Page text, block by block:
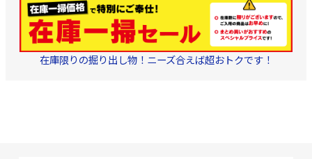
在庫限りの掘り出し物！ニーズ合えば超おトクです！